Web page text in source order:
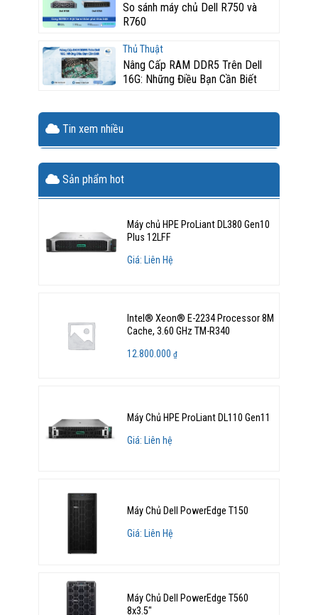
So sánh máy chủ Dell R750 và
R760
Thủ Thuật
Nâng Cấp RAM DDR5 Trên Dell
16G: Những Điều Bạn Cần Biết
Tin xem nhiều
Sản phẩm hot
Máy chủ HPE ProLiant DL380 Gen10
Plus 12LFF
Giá: Liên Hệ
Intel® Xeon® E-2234 Processor 8M
Cache, 3.60 GHz TM-R340
12.800.000₫
Máy Chủ HPE ProLiant DL110 Gen11
Giá: Liên hệ
Máy Chủ Dell PowerEdge T150
Giá: Liên Hệ
Máy Chủ Dell PowerEdge T560
8x3.5"